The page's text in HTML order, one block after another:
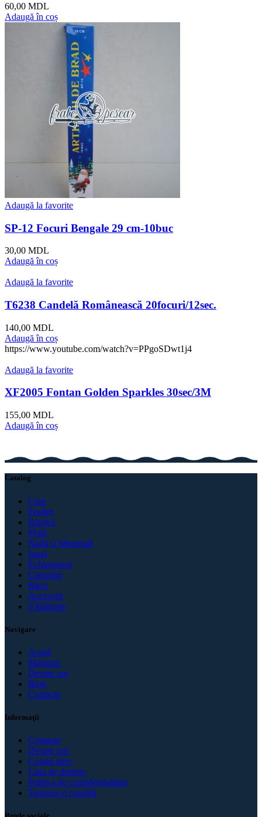
60,00 MDL
Adaugă în coș
Adaugă la favorite
SP-12 Focuri Bengale 29 cm-10buc
30,00 MDL
Adaugă în coș
Adaugă la favorite
T6238 Candelă Românească 20focuri/12sec.
140,00 MDL
Adaugă în coș
https://www.youtube.com/watch?v=PPgoSDwt1j4
Adaugă la favorite
XF2005 Fontan Golden Sparkles 30sec/3M
155,00 MDL
Adaugă în coș
Catalog
Crap
Feeder
Răpitor
Plută
Nadă și Momeală
Iarnă
Echipament
Camping
Bărci
Accesorii
Vânătoare
Navigare
Acasă
Magazin
Despre noi
Blog
Contacte
Informaţii
Contacte
Despre noi
Contul meu
Lista de dorințe
Politica de confidenţialitate
Termeni și condiții